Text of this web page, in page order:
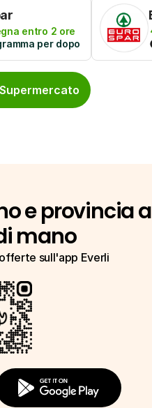
entro 2 ore
per dopo
e provincia a
mano
sull'app Everli